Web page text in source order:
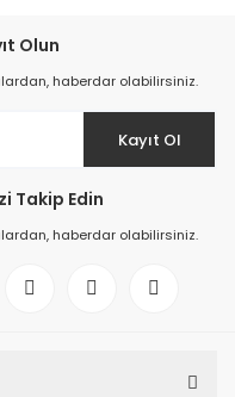
Olun
haberdar olabilirsiniz.
Kayıt Ol
Takip Edin
haberdar olabilirsiniz.